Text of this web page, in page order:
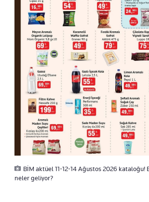
BİM aktüel 11-12-14 Ağustos 2026 kataloğu!
neler geliyor?